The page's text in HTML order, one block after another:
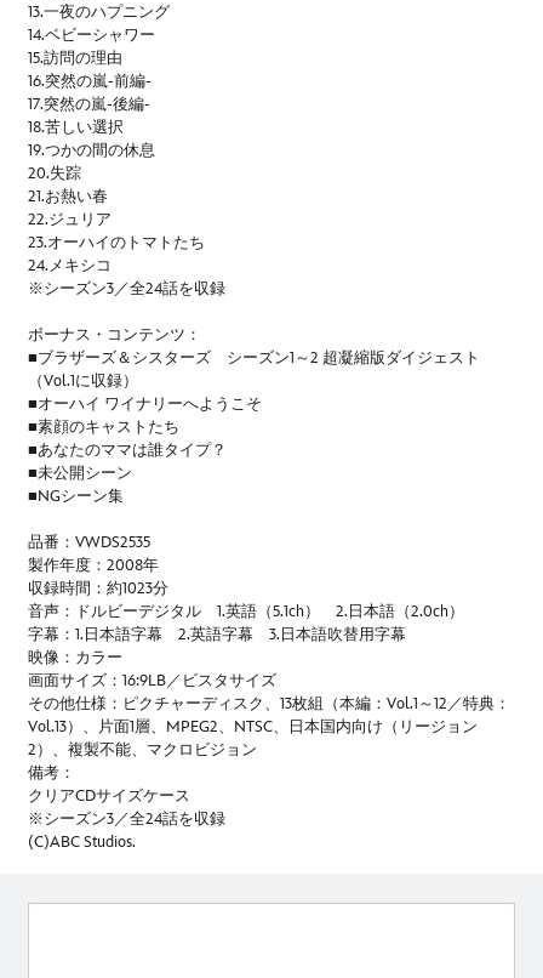
13.一夜のハプニング
14.ベビーシャワー
15.訪問の理由
16.突然の嵐-前編-
17.突然の嵐-後編-
18.苦しい選択
19.つかの間の休息
20.失踪
21.お熱い春
22.ジュリア
23.オーハイのトマトたち
24.メキシコ
※シーズン3／全24話を収録
ボーナス・コンテンツ：
■ブラザーズ＆シスターズ シーズン1～2 超凝縮版ダイジェスト
（Vol.1に収録）
■オーハイ ワイナリーへようこそ
■素顔のキャストたち
■あなたのママは誰タイプ？
■未公開シーン
■NGシーン集
品番：VWDS2535
製作年度：2008年
収録時間：約1023分
音声：ドルビーデジタル 1.英語（5.1ch） 2.日本語（2.0ch）
字幕：1.日本語字幕 2.英語字幕 3.日本語吹替用字幕
映像：カラー
画面サイズ：16:9LB／ビスタサイズ
その他仕様：ピクチャーディスク、13枚組（本編：Vol.1～12／特典：
Vol.13）、片面1層、MPEG2、NTSC、日本国内向け（リージョン
2）、複製不能、マクロビジョン
備考：
クリアCDサイズケース
※シーズン3／全24話を収録
(C)ABC Studios.